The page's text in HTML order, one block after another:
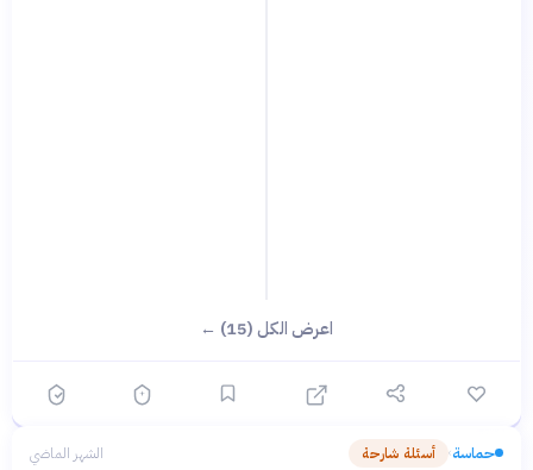
اعرض الكل (15) ←
حماسة› أسئلة شارحة الشهر الماضي